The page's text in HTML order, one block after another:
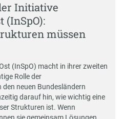
Initiative
(InSpO):
müssen
(InSpO) macht in ihrer zweiten
Rolle der
neuen Bundesländern
darauf hin, wie wichtig eine
Strukturen ist. Wenn